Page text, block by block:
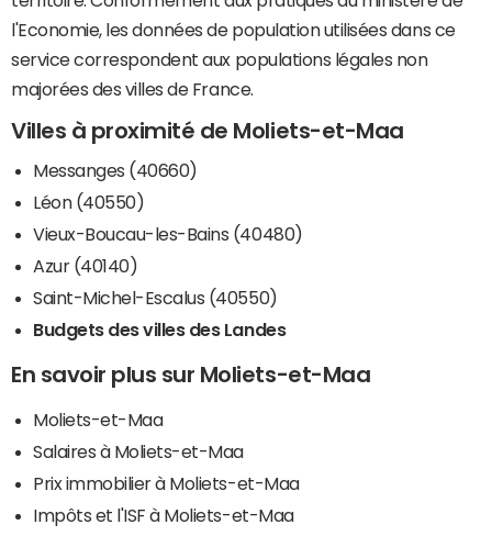
l'Economie, les données de population utilisées dans ce
service correspondent aux populations légales non
majorées des villes de France.
Villes à proximité de Moliets-et-Maa
Messanges (40660)
Léon (40550)
Vieux-Boucau-les-Bains (40480)
Azur (40140)
Saint-Michel-Escalus (40550)
Budgets des villes des Landes
En savoir plus sur Moliets-et-Maa
Moliets-et-Maa
Salaires à Moliets-et-Maa
Prix immobilier à Moliets-et-Maa
Impôts et l'ISF à Moliets-et-Maa